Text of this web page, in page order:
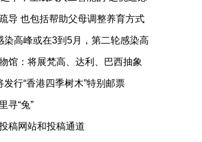
导 也包括帮助父母调整养育方式
染高峰或在3到5月，第二轮感染高
馆：将展梵高、达利、巴西抽象
行“香港四季树木”特别邮票
寻“兔”
稿网站和投稿通道